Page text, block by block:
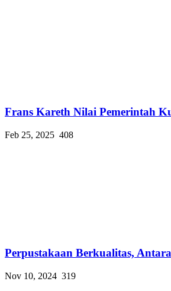
Frans Kareth Nilai Pemerintah
Feb 25, 2025 408
Perpustakaan Berkualitas,
Nov 10, 2024 319